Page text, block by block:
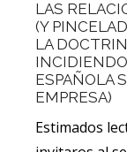
LAS
(Y
LA
ESPAÑOLA
EMPRESA)
Estimados